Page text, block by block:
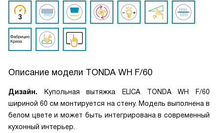
Описание модели TONDA WH F/60
Дизайн. Купольная вытяжка ELICA TONDA WH F/60
шириной 60 см монтируется на стену. Модель выполнена в
белом цвете и может быть интегрирована в современный
кухонный интерьер.